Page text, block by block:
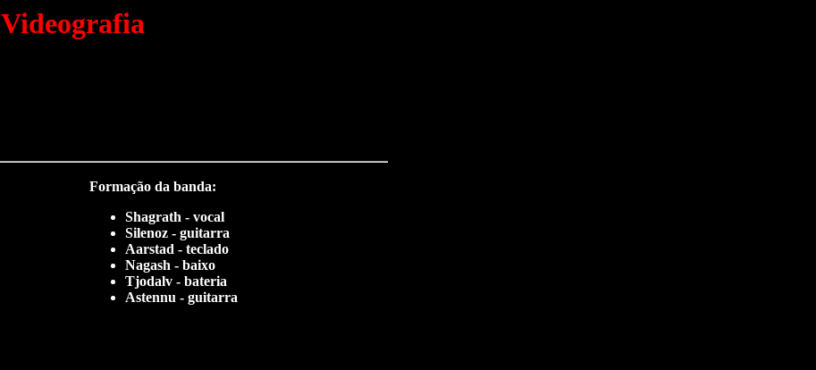
Videografia
Formação da banda:
Shagrath - vocal
Silenoz - guitarra
Aarstad - teclado
Nagash - baixo
Tjodalv - bateria
Astennu - guitarra